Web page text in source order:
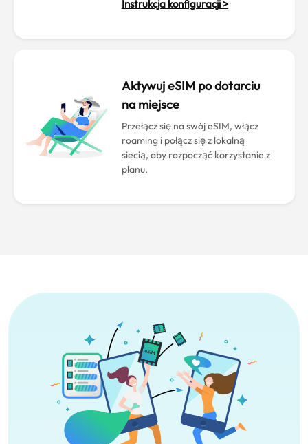
Instrukcja konfiguracji >
Aktywuj eSIM po dotarciu
na miejsce
Przełącz się na swój eSIM, włącz
roaming i połącz się z lokalną
siecią, aby rozpocząć korzystanie z
planu.